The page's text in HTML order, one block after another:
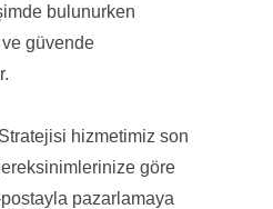
bulunurken
güvende
hizmetimiz son
göre
pazarlamaya